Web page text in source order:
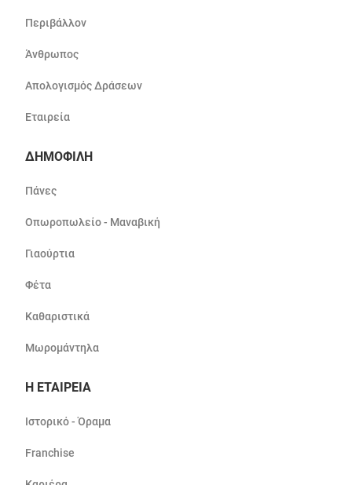
Περιβάλλον
Άνθρωπος
Απολογισμός Δράσεων
Εταιρεία
ΔΗΜΟΦΙΛΗ
Πάνες
Οπωροπωλείο - Μαναβική
Γιαούρτια
Φέτα
Καθαριστικά
Μωρομάντηλα
Η ΕΤΑΙΡΕΙΑ
Ιστορικό - Όραμα
Franchise